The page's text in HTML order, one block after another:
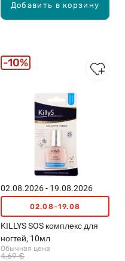
Добавить в корзину
02.08.2026 - 19.08.2026
02.08-19.08
KILLYS SOS комплекс для
ногтей, 10мл
Обычная цена
4,69 €
10%